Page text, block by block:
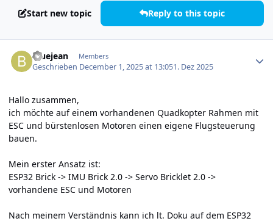
Start new topic Reply to this topic
bluejean Members
Geschrieben December 1, 2025 at 13:051. Dez 2025
Hallo zusammen,
ich möchte auf einem vorhandenen Quadkopter Rahmen mit
ESC und bürstenlosen Motoren einen eigene Flugsteuerung
bauen.
Mein erster Ansatz ist:
ESP32 Brick -> IMU Brick 2.0 -> Servo Bricklet 2.0 ->
vorhandene ESC und Motoren
Nach meinem Verständnis kann ich lt. Doku auf dem ESP32